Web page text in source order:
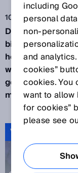
10 nov 2021
Dr. Sick zou
bij de tijd zijn –
helpen met
wij ons 75-jarig
geschiedenis is
motivatie om de
Video: 75 jaar
including
personal
and
cookies”
cookies. You
want to allow
for cookies”
please see